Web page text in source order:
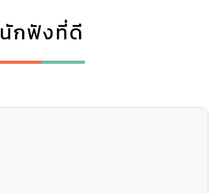
นักฟังที่ดี